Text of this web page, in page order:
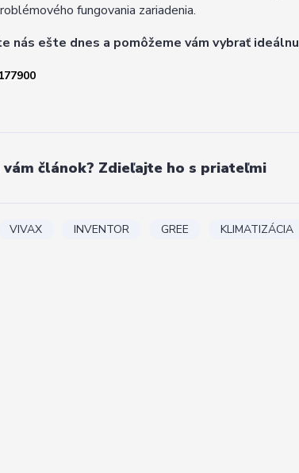
fungovania zariadenia.
nás ešte dnes a pomôžeme vám vybrať
vám článok? Zdieľajte ho s priateľmi
VIVAX INVENTOR GREE KLIMATIZÁCIA